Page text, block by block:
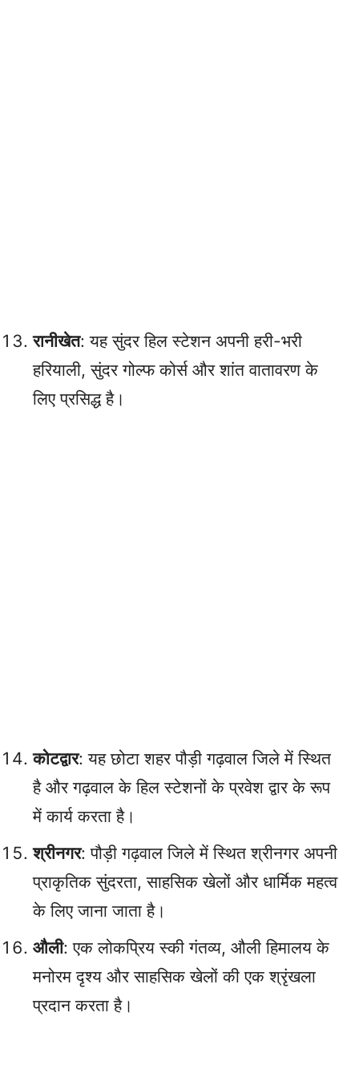
रानीखेत: यह सुंदर हिल स्टेशन अपनी हरी-भरी
हरियाली, सुंदर गोल्फ कोर्स और शांत वातावरण के
लिए प्रसिद्ध है।
कोटद्वार: यह छोटा शहर पौड़ी गढ़वाल जिले में स्थित
है और गढ़वाल के हिल स्टेशनों के प्रवेश द्वार के रूप
में कार्य करता है।
श्रीनगर: पौड़ी गढ़वाल जिले में स्थित श्रीनगर अपनी
प्राकृतिक सुंदरता, साहसिक खेलों और धार्मिक महत्व
के लिए जाना जाता है।
औली: एक लोकप्रिय स्की गंतव्य, औली हिमालय के
मनोरम दृश्य और साहसिक खेलों की एक श्रृंखला
प्रदान करता है।